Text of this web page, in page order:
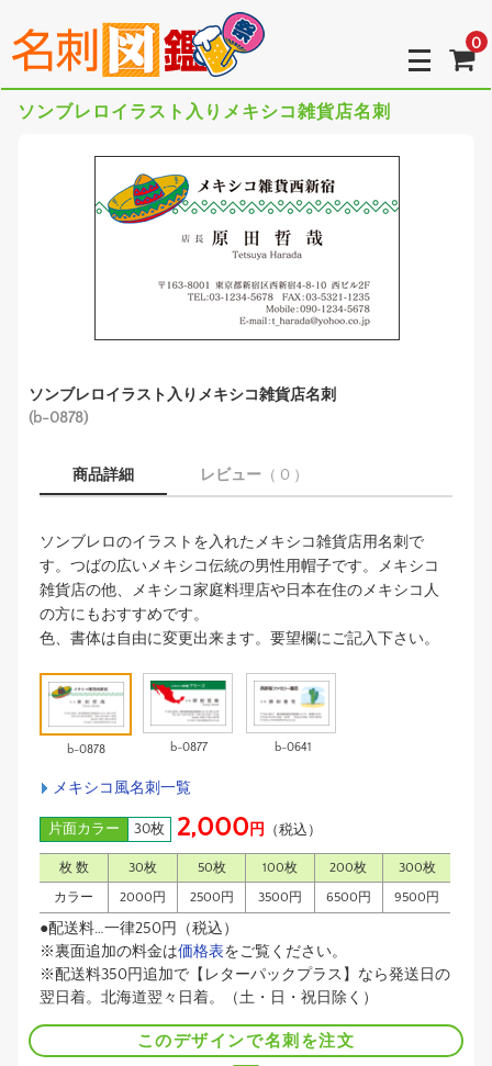
0
ソンブレロイラスト入りメキシコ雑貨店名刺
ソンブレロイラスト入りメキシコ雑貨店名刺
(b-0878)
商品詳細 レビュー （ 0 ）
ソンブレロのイラストを入れたメキシコ雑貨店用名刺で
す。つばの広いメキシコ伝統の男性用帽子です。メキシコ
雑貨店の他、メキシコ家庭料理店や日本在住のメキシコ人
の方にもおすすめです。
色、書体は自由に変更出来ます。要望欄にご記入下さい。
b-0878 b-0877 b-0641
メキシコ風名刺一覧
片面カラー 30枚 2,000円 （税込）
枚 数 30枚 50枚 100枚 200枚 300枚
カラー 2000円 2500円 3500円 6500円 9500円
●配送料…一律250円（税込）
※裏面追加の料金は価格表をご覧ください。
※配送料350円追加で【レターパックプラス】なら発送日の
翌日着。北海道翌々日着。（土・日・祝日除く）
このデザインで名刺を注文